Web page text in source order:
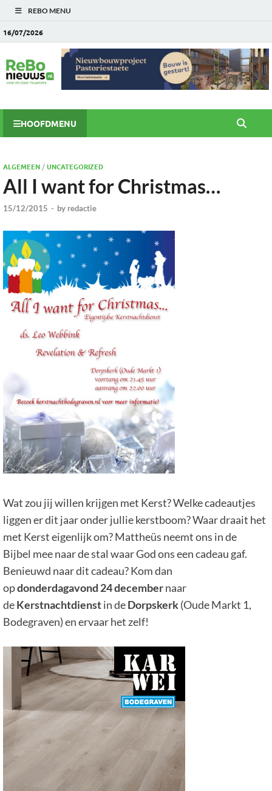
REBO MENU
16/07/2026
HOOFDMENU
ALGEMEEN/UNCATEGORIZED
All I want for Christmas…
15/12/2015 - by redactie
Wat zou jij willen krijgen met Kerst? Welke cadeautjes
liggen er dit jaar onder jullie kerstboom? Waar draait het
met Kerst eigenlijk om? Mattheüs neemt ons in de
Bijbel mee naar de stal waar God ons een cadeau gaf.
Benieuwd naar dit cadeau? Kom dan
opdonderdagavond 24 decembernaar
deKerstnachtdienstin deDorpskerk(Oude Markt 1,
Bodegraven) en ervaar het zelf!